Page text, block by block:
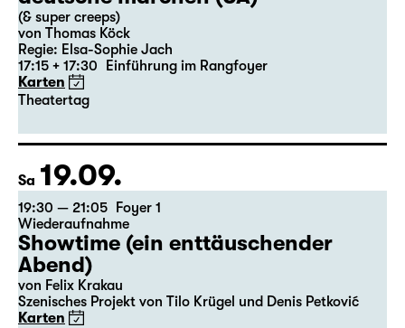
18:00 — 19:45 Große Bühne
Wiederaufnahme,
Auftragswerk des Schauspiel Leipzig
deutsche märchen (UA)
(& super creeps)
von Thomas Köck
17:15 + 17:30 Einführung im Rangfoyer
Theatertag
Sa 19.09.
19:30 — 21:05 Foyer 1
Wiederaufnahme
Showtime (ein enttäuschender